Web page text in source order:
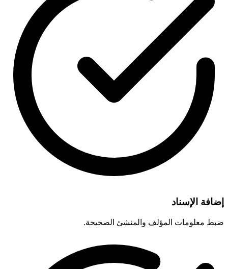
إضافة الإسناد
ضبط معلومات المؤلف والمنشئ الصحيحة.